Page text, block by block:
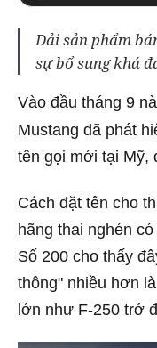
Dải sản phẩm
sự bổ sung khá
Vào đầu tháng 9
Mustang đã phát
tên gọi mới tại Mỹ,
Cách đặt tên cho
hãng thai nghén
Số 200 cho thấy
thông" nhiều hơn
lớn như F-250 trở